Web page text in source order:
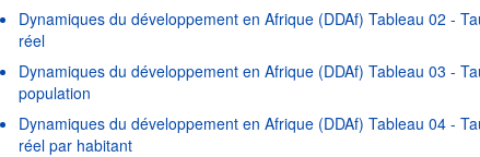
Dynamiques du développement en Afrique (DDAf) Tableau 02 -
réel
Dynamiques du développement en Afrique (DDAf) Tableau 03 -
population
Dynamiques du développement en Afrique (DDAf) Tableau 04 -
réel par habitant